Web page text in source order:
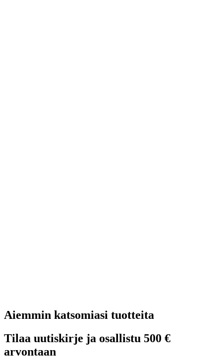
Aiemmin katsomiasi tuotteita
Tilaa uutiskirje ja osallistu 500 €
arvontaan